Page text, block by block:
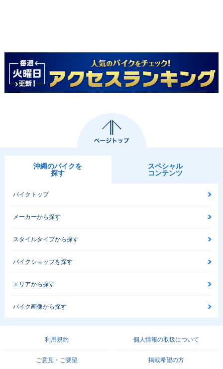
沖縄のバイクを
探す
スペシャル
コンテンツ
バイクトップ
メーカーから探す
スタイルタイプから探す
バイクショップを探す
エリアから探す
バイク画像から探す
利用規約 個人情報の取扱について
ご意見・ご要望 掲載希望の方